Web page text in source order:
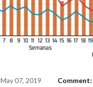
May 07, 2019 Comment: